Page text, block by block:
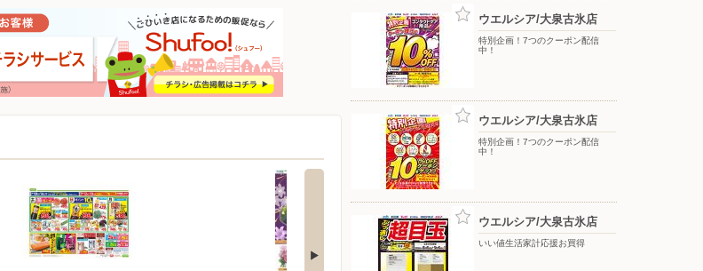
ウエルシア/大泉古氷店
特別企画！7つのクーポン配信
中！
ウエルシア/大泉古氷店
特別企画！7つのクーポン配信
中！
ウエルシア/大泉古氷店
いい値生活家計応援お買得